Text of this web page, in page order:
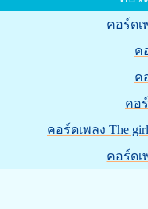
คอร์ดเ
ค
ค
คอ
คอร์ดเพลง The girl
คอร์ดเ